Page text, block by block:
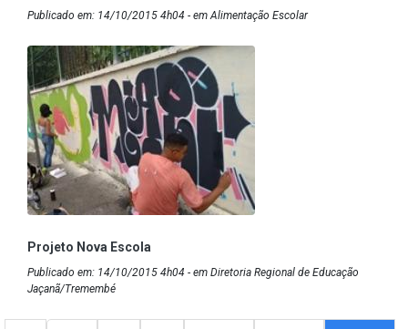
Publicado em: 14/10/2015 4h04 - em Alimentação Escolar
Projeto Nova Escola
Publicado em: 14/10/2015 4h04 - em Diretoria Regional de Educação
Jaçanã/Tremembé